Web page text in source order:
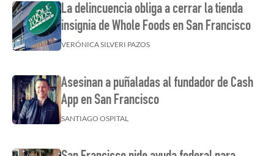
La delincuencia obliga a cerrar la tienda
insignia de Whole Foods en San Francisco
VERÓNICA SILVERI PAZOS
Asesinan a puñaladas al fundador de Cash
App en San Francisco
SANTIAGO OSPITAL